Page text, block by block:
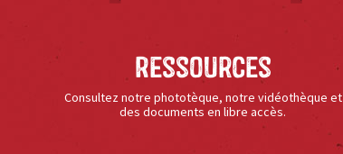
Ressources
Consultez notre phototèque, notre vidéothèque et
des documents en libre accès.